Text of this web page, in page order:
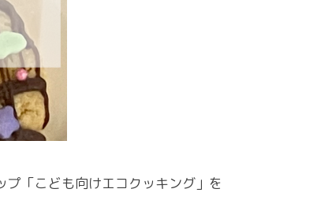
「こども向けエコクッキング」を